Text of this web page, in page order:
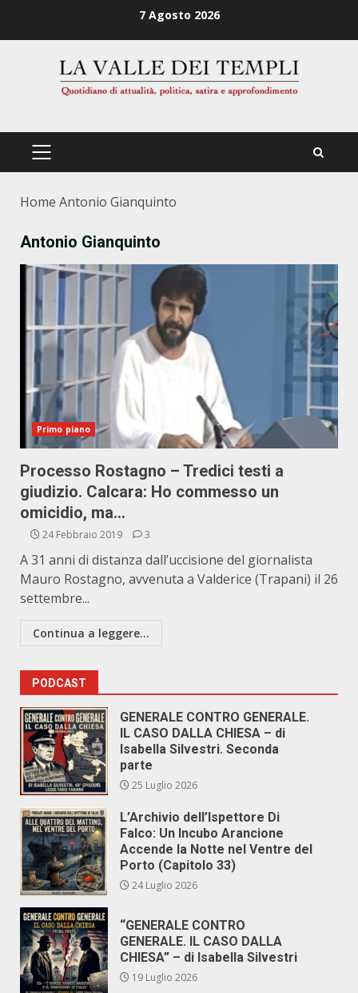
7 Agosto 2026
PRIMÄRES
Home Antonio Gianquinto
Antonio Gianquinto
Primo piano
Processo Rostagno – Tredici testi a
giudizio. Calcara: Ho commesso un
omicidio, ma…
24 Febbraio 2019 3
A 31 anni di distanza dall’uccisione del giornalista
Mauro Rostagno, avvenuta a Valderice (Trapani) il 26
settembre...
Continua a leggere...
PODCAST
GENERALE CONTRO GENERALE.
IL CASO DALLA CHIESA – di
Isabella Silvestri. Seconda
parte
25 Luglio 2026
L’Archivio dell’Ispettore Di
Falco: Un Incubo Arancione
Accende la Notte nel Ventre del
Porto (Capitolo 33)
24 Luglio 2026
“GENERALE CONTRO
GENERALE. IL CASO DALLA
CHIESA” – di Isabella Silvestri
19 Luglio 2026